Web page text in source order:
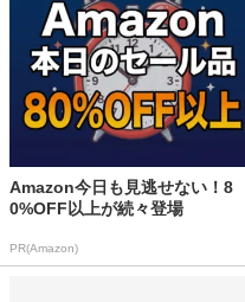
Amazon今日も見逃せない！8
0%OFF以上が続々登場
PR(Amazon)